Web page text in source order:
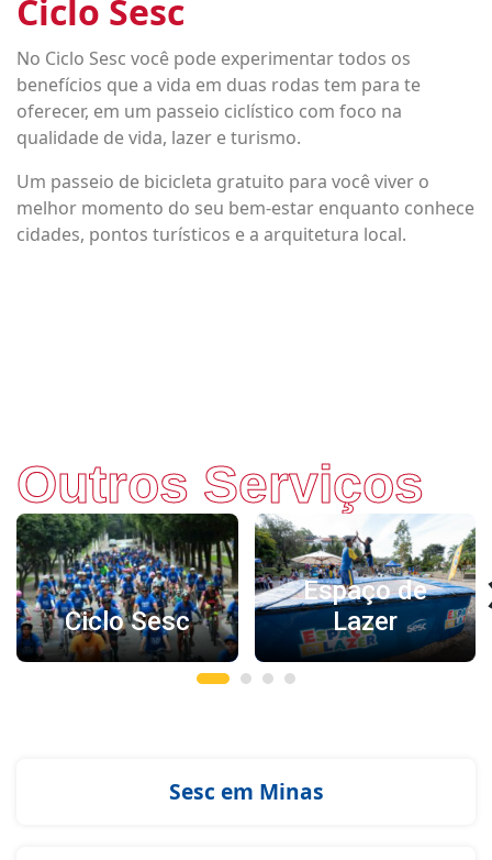
Ciclo Sesc
No Ciclo Sesc você pode experimentar todos os
benefícios que a vida em duas rodas tem para te
oferecer, em um passeio ciclístico com foco na
qualidade de vida, lazer e turismo.
Um passeio de bicicleta gratuito para você viver o
melhor momento do seu bem-estar enquanto conhece
cidades, pontos turísticos e a arquitetura local.
Outros Serviços
Ciclo Sesc
Espaço de
Lazer
Sesc em Minas